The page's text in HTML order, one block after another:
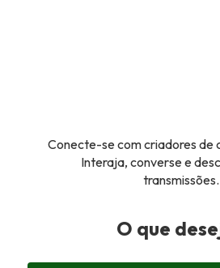
Conecte-se com criadores de
Interaja, converse e
transmissões.
O que